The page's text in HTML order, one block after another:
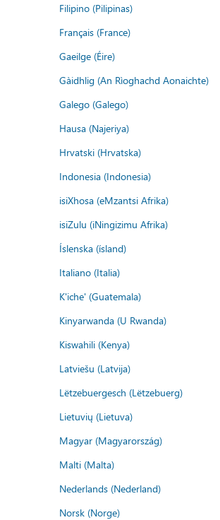
Filipino (Pilipinas)
Français (France)
Gaeilge (Éire)
Gàidhlig (An Rìoghachd Aonaichte)
Galego (Galego)
Hausa (Najeriya)
Hrvatski (Hrvatska)
Indonesia (Indonesia)
isiXhosa (eMzantsi Afrika)
isiZulu (iNingizimu Afrika)
Íslenska (ísland)
Italiano (Italia)
K'iche' (Guatemala)
Kinyarwanda (U Rwanda)
Kiswahili (Kenya)
Latviešu (Latvija)
Lëtzebuergesch (Lëtzebuerg)
Lietuvių (Lietuva)
Magyar (Magyarország)
Malti (Malta)
Nederlands (Nederland)
Norsk (Norge)